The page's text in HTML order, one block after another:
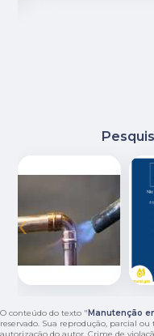
‹
O conteúdo do texto " Manutenção
reservado. Sua reprodução, parcial